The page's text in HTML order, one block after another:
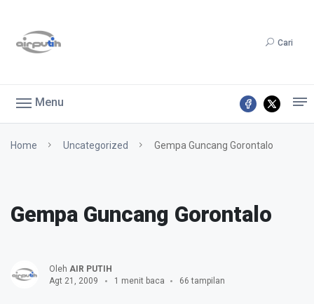
Cari
Menu
Home Uncategorized Gempa Guncang Gorontalo
Gempa Guncang Gorontalo
Oleh AIR PUTIH
Agt 21, 2009
1 menit baca 66 tampilan